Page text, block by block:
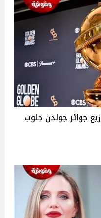
جوائز جولدن جلوب